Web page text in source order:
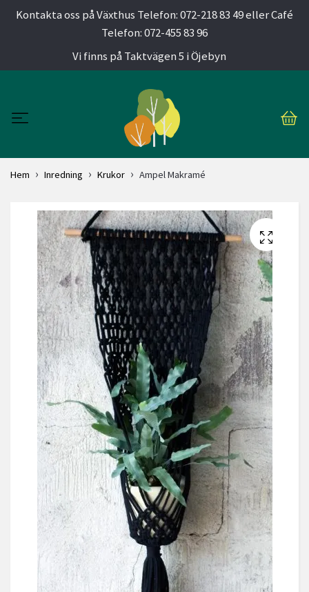
Kontakta oss på Växthus Telefon: 072-218 83 49 eller Café
Telefon: 072-455 83 96
Vi finns på Taktvägen 5 i Öjebyn
Hem Inredning Krukor Ampel Makramé